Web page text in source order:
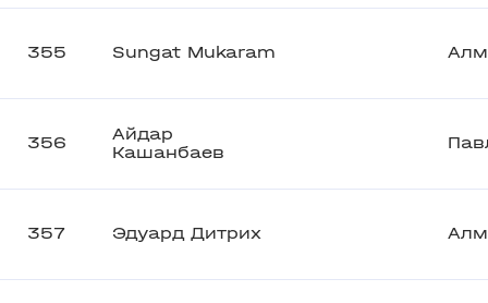
355 Sungat Mukaram
356
Айдар
Кашанбаев
357 Эдуард Дитрих